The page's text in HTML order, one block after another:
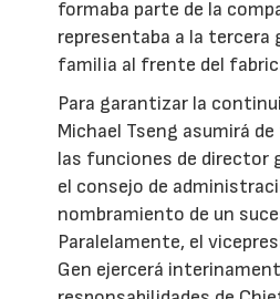
formaba parte de la
representaba a la tercera
familia al frente del
Para garantizar la
Michael Tseng asumirá
las funciones de director
el consejo de
nombramiento de un
Paralelamente, el
Gen ejercerá